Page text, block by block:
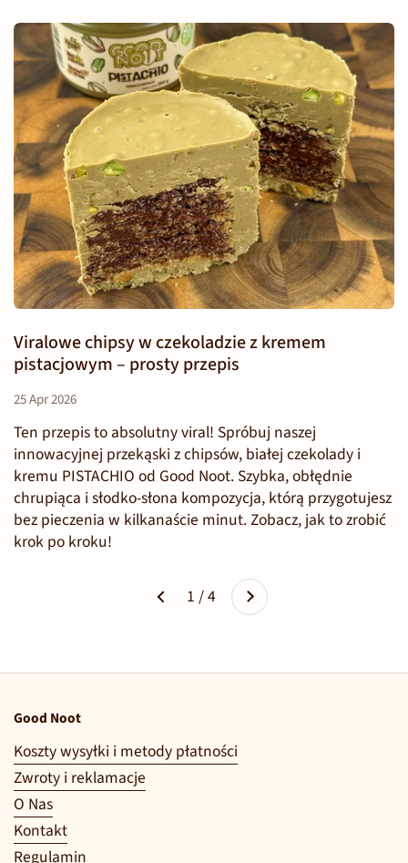
Viralowe chipsy w czekoladzie z kremem
pistacjowym – prosty przepis
25 Apr 2026
Ten przepis to absolutny viral! Spróbuj naszej
innowacyjnej przekąski z chipsów, białej czekolady i
kremu PISTACHIO od Good Noot. Szybka, obłędnie
chrupiąca i słodko-słona kompozycja, którą przygotujesz
bez pieczenia w kilkanaście minut. Zobacz, jak to zrobić
krok po kroku!
1 / 4 Dalej
Good Noot
Koszty wysyłki i metody płatności
Zwroty i reklamacje
O Nas
Kontakt
Regulamin